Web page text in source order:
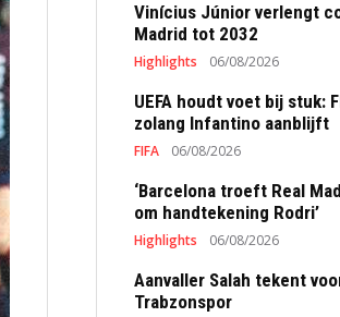
Vinícius Júnior verlengt
Madrid tot 2032
Highlights 06/08/2026
UEFA houdt voet bij stuk:
zolang Infantino aanblijft
FIFA 06/08/2026
‘Barcelona troeft Real
om handtekening Rodri’
Highlights 06/08/2026
Aanvaller Salah tekent
Trabzonspor